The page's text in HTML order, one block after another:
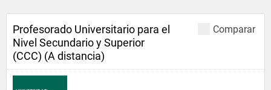
Comparar
Profesorado Universitario para el
Nivel Secundario y Superior
(CCC) (A distancia)